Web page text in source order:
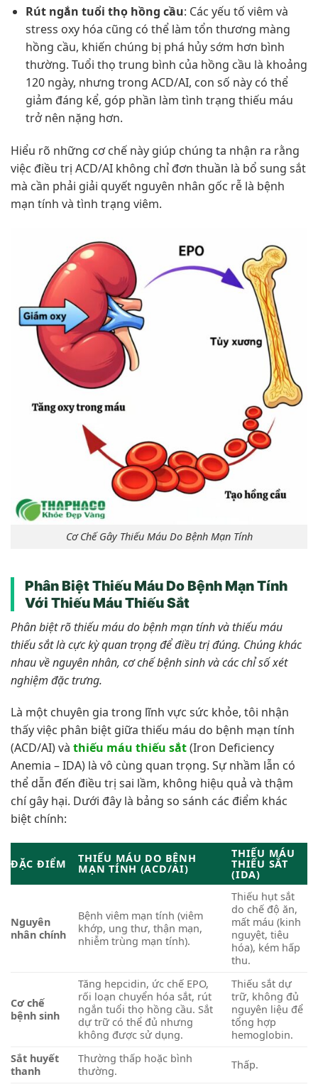
Rút ngắn tuổi thọ hồng cầu: Các yếu tố viêm và
stress oxy hóa cũng có thể làm tổn thương màng
hồng cầu, khiến chúng bị phá hủy sớm hơn bình
thường. Tuổi thọ trung bình của hồng cầu là khoảng
120 ngày, nhưng trong ACD/AI, con số này có thể
giảm đáng kể, góp phần làm tình trạng thiếu máu
trở nên nặng hơn.
Hiểu rõ những cơ chế này giúp chúng ta nhận ra rằng
việc điều trị ACD/AI không chỉ đơn thuần là bổ sung sắt
mà cần phải giải quyết nguyên nhân gốc rễ là bệnh
mạn tính và tình trạng viêm.
Cơ Chế Gây Thiếu Máu Do Bệnh Mạn Tính
Phân Biệt Thiếu Máu Do Bệnh Mạn Tính
Với Thiếu Máu Thiếu Sắt
Phân biệt rõ thiếu máu do bệnh mạn tính và thiếu máu
thiếu sắt là cực kỳ quan trọng để điều trị đúng. Chúng khác
nhau về nguyên nhân, cơ chế bệnh sinh và các chỉ số xét
nghiệm đặc trưng.
Là một chuyên gia trong lĩnh vực sức khỏe, tôi nhận
thấy việc phân biệt giữa thiếu máu do bệnh mạn tính
(ACD/AI) và thiếu máu thiếu sắt(Iron Deficiency
Anemia – IDA) là vô cùng quan trọng. Sự nhầm lẫn có
thể dẫn đến điều trị sai lầm, không hiệu quả và thậm
chí gây hại. Dưới đây là bảng so sánh các điểm khác
biệt chính:
ĐẶC ĐIỂM THIẾU MÁU DO BỆNH
MẠN TÍNH (ACD/AI)
THIẾU MÁU
THIẾU SẮT
(IDA)
Nguyên
nhân chính
Bệnh viêm mạn tính (viêm
khớp, ung thư, thận mạn,
nhiễm trùng mạn tính).
Thiếu hụt sắt
do chế độ ăn,
mất máu (kinh
nguyệt, tiêu
hóa), kém hấp
thu.
Cơ chế
bệnh sinh
Tăng hepcidin, ức chế EPO,
rối loạn chuyển hóa sắt, rút
ngắn tuổi thọ hồng cầu. Sắt
dự trữ có thể đủ nhưng
không được sử dụng.
Thiếu sắt dự
trữ, không đủ
nguyên liệu để
tổng hợp
hemoglobin.
Sắt huyết
thanh
Thường thấp hoặc bình
thường.
Thấp.